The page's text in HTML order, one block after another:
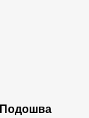
Подошва